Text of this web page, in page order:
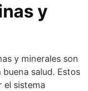
y
y minerales son
salud. Estos
el sistema